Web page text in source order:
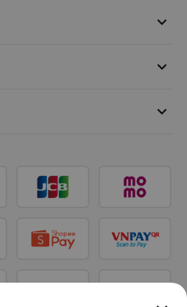
keyboard_arrow_down
keyboard_arrow_down
keyboard_arrow_down